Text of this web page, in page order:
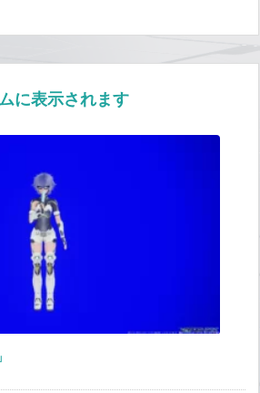
に表示されます